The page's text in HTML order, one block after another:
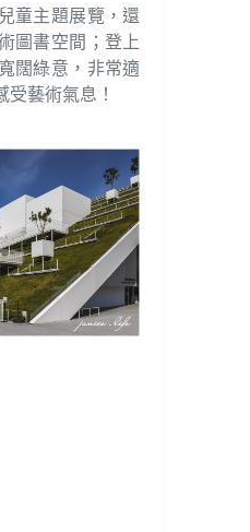
童主題展覽，還
圖書空間；登上
闊綠意，非常適
藝術氣息！